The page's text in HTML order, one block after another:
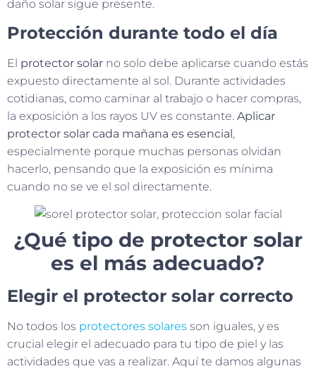
daño solar sigue presente.
Protección durante todo el día
El protector solar no solo debe aplicarse cuando estás
expuesto directamente al sol. Durante actividades
cotidianas, como caminar al trabajo o hacer compras,
la exposición a los rayos UV es constante. Aplicar
protector solar cada mañana es esencial,
especialmente porque muchas personas olvidan
hacerlo, pensando que la exposición es mínima
cuando no se ve el sol directamente.
¿Qué tipo de protector solar
es el más adecuado?
Elegir el protector solar correcto
No todos los protectores solares son iguales, y es
crucial elegir el adecuado para tu tipo de piel y las
actividades que vas a realizar. Aquí te damos algunas